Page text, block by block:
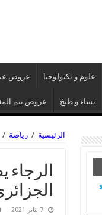
علوم و تكنولوجيا عروض
نساء و طبخ عروض بيم
الرئيسية / رياضة /
الرجاء
7 يناير 2021